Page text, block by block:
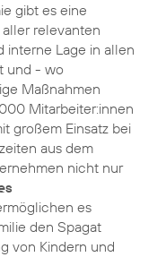
gibt es eine
aller relevanten
interne Lage in allen
und - wo
Maßnahmen
Mitarbeiter:innen
großem Einsatz bei
aus dem
nicht nur
es
den Spagat
von Kindern und